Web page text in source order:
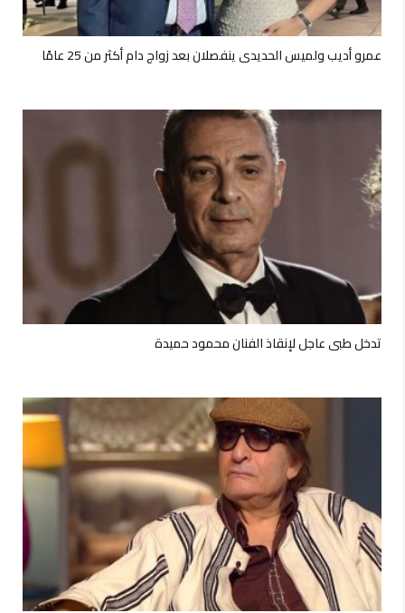
عمرو أديب ولميس الحديدي ينفصلان بعد زواج دام أكثر من 25 عامًا
تدخل طبي عاجل لإنقاذ الفنان محمود حميدة